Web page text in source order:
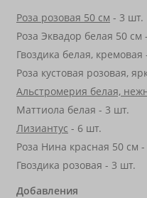
Роза розовая 50 см - 3 шт.
Роза Эквадор белая 50 см
Гвоздика белая, кремовая
Роза кустовая розовая,
Альстромерия белая,
Маттиола белая - 3 шт.
Лизиантус - 6 шт.
Роза Нина красная 50 см
Гвоздика розовая - 3 шт.
Добавления